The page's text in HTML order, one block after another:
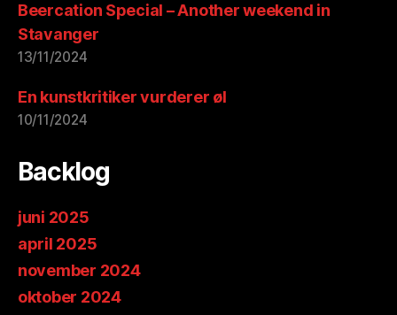
Beercation Special – Another weekend in
Stavanger
13/11/2024
En kunstkritiker vurderer øl
10/11/2024
Backlog
juni 2025
april 2025
november 2024
oktober 2024